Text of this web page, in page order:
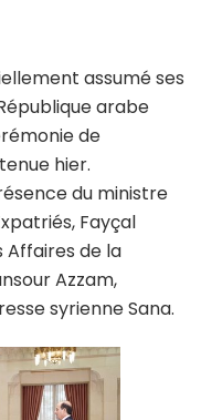
assumé ses
arabe
de
hier.
du ministre
Fayçal
Affaires de la
Azzam,
syrienne Sana.